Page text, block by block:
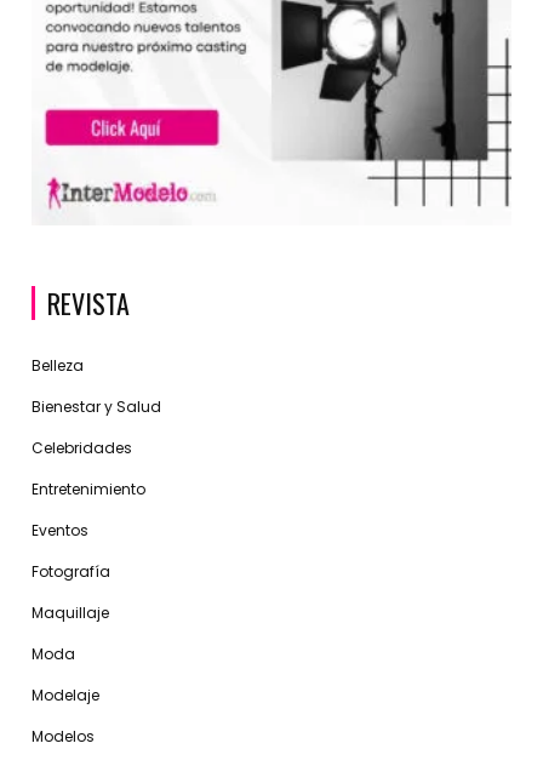
REVISTA
Belleza
Bienestar y Salud
Celebridades
Entretenimiento
Eventos
Fotografía
Maquillaje
Moda
Modelaje
Modelos